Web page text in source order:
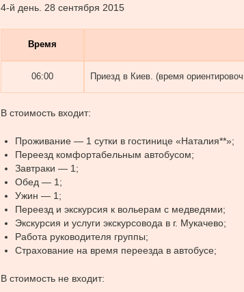
4-й день. 28 сентября 2015
Время
06:00 Приезд в Киев. (время
В стоимость входит:
Проживание — 1 сутки в гостинице «Наталия**»;
Переезд комфортабельным автобусом;
Завтраки — 1;
Обед — 1;
Ужин — 1;
Переезд и экскурсия к вольерам с медведями;
Экскурсия и услуги экскурсовода в г. Мукачево;
Работа руководителя группы;
Страхование на время переезда в автобусе;
В стоимость не входит: